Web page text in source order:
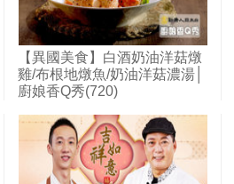
【異國美食】白酒奶油洋菇燉
雞/布根地燉魚/奶油洋菇濃湯│
廚娘香Q秀(720)